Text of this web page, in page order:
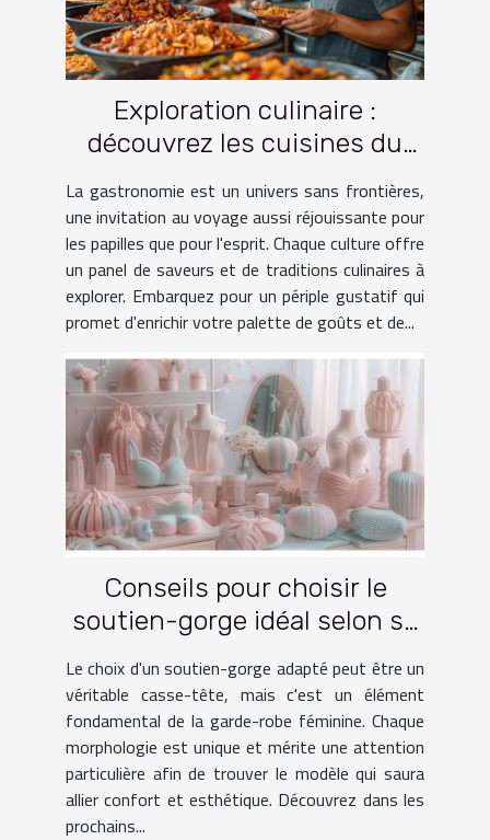
Exploration culinaire :
découvrez les cuisines du
monde à travers le voyage
La gastronomie est un univers sans frontières,
une invitation au voyage aussi réjouissante pour
les papilles que pour l'esprit. Chaque culture offre
un panel de saveurs et de traditions culinaires à
explorer. Embarquez pour un périple gustatif qui
promet d'enrichir votre palette de goûts et de...
Conseils pour choisir le
soutien-gorge idéal selon sa
Le choix d'un soutien-gorge adapté peut être un
véritable casse-tête, mais c'est un élément
fondamental de la garde-robe féminine. Chaque
morphologie est unique et mérite une attention
particulière afin de trouver le modèle qui saura
allier confort et esthétique. Découvrez dans les
prochains...